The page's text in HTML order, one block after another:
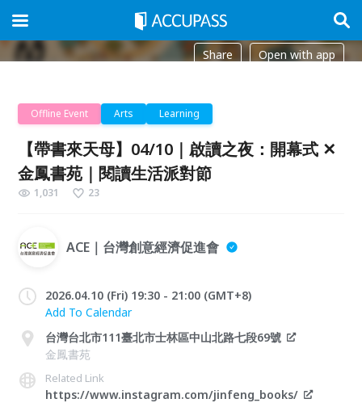
Share Open with app
Offline Event Arts Learning
【帶書來天母】04/10｜啟讀之夜：開幕式 ✕
金鳳書苑｜閱讀生活派對節
1,031 23
ACE｜台灣創意經濟促進會
2026.04.10 (Fri) 19:30 - 21:00 (GMT+8)
Add To Calendar
台灣台北市111臺北市士林區中山北路七段69號
金鳳書苑
Related Link
https://www.instagram.com/jinfeng_books/